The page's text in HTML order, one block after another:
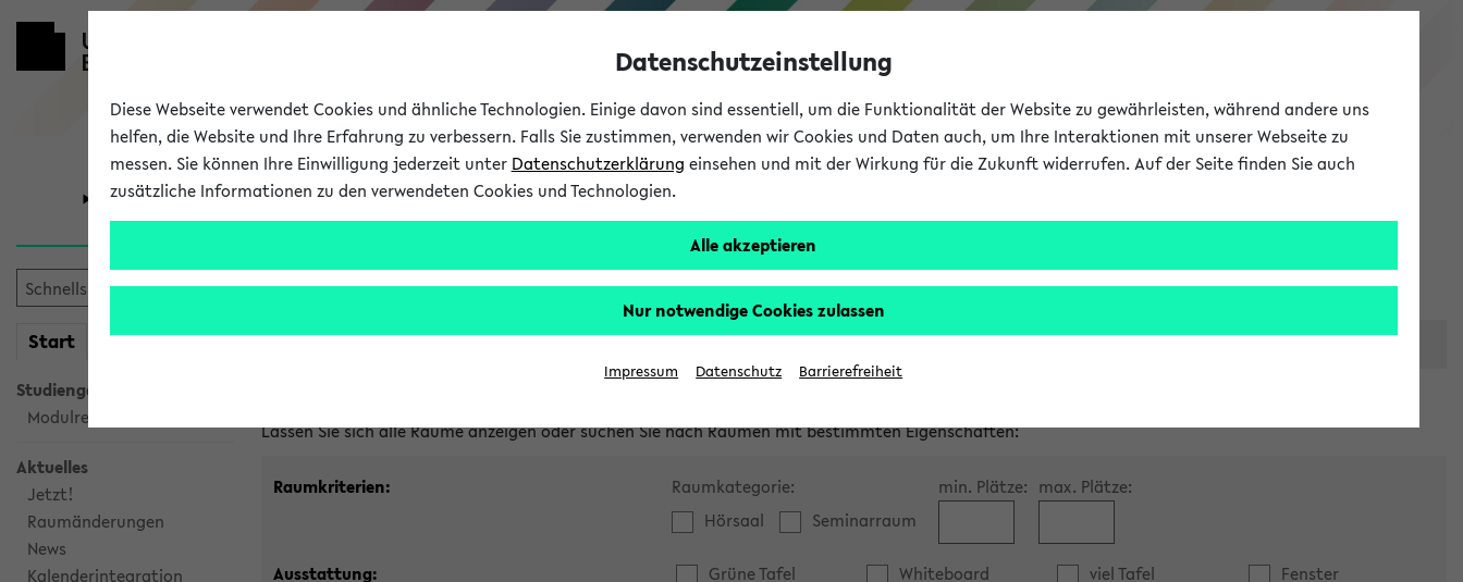
eKVV
Universität Forschung Studium
Start meineKVV
Studiengangsauswahl
Modulrecherche
Aktuelles
Jetzt!
Raumänderungen
News
Kalenderintegration
Im eKVV verwaltete Räume
Lassen Sie sich alle Räume anzeigen oder suchen Sie nach Räumen mit bestimmten Eigenschaften:
Raumkriterien:
Raumkategorie:
Hörsaal
Seminarraum
min. Plätze: max. Plätze:
Ausstattung: Grüne Tafel Whiteboard viel Tafel
Fenster
Datenschutzeinstellung
Diese Webseite verwendet Cookies und ähnliche Technologien. Einige davon sind essentiell, um die Funktionalität der Website zu gewährleisten, während andere uns
helfen, die Website und Ihre Erfahrung zu verbessern. Falls Sie zustimmen, verwenden wir Cookies und Daten auch, um Ihre Interaktionen mit unserer Webseite zu
messen. Sie können Ihre Einwilligung jederzeit unter Datenschutzerklärung einsehen und mit der Wirkung für die Zukunft widerrufen. Auf der Seite finden Sie auch
zusätzliche Informationen zu den verwendeten Cookies und Technologien.
Alle akzeptieren
Nur notwendige Cookies zulassen
Impressum Datenschutz Barrierefreiheit